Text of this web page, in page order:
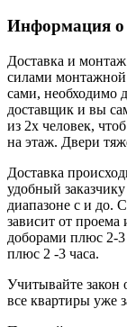
Информация о
Доставка и
силами
сами, необходимо
доставщик и вы
из 2х человек,
на этаж. Двери
Доставка
удобный
диапазоне с и до.
зависит от
доборами плюс 2-
плюс 2 -3 часа.
Учитывайте закон
все квартиры уже